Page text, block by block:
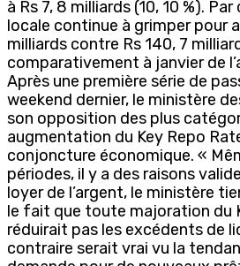
à Rs 7, 8 milliards (10, 10 %).
locale continue à grimper pour
milliards contre Rs 140, 7
comparativement à janvier de
Après une première série de
weekend dernier, le ministère
son opposition des plus
augmentation du Key Repo
conjoncture économique. «
périodes, il y a des raisons
loyer de l’argent, le ministère
le fait que toute majoration du
réduirait pas les excédents de
contraire serait vrai vu la